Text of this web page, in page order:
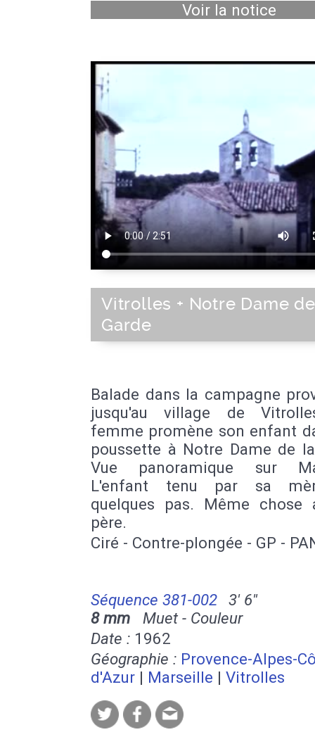
Voir la notice
Vitrolles + Notre Dame
Garde
Balade dans la campagne
jusqu'au village de
femme promène son enfant
poussette à Notre Dame de
Vue panoramique sur
L'enfant tenu par sa
quelques pas. Même chose
père.
Ciré - Contre-plongée - GP -
Séquence 381-002
3' 6''
8 mm Muet - Couleur
Date : 1962
Géographie : Provence-Alpes-
d'Azur | Marseille | Vitrolles